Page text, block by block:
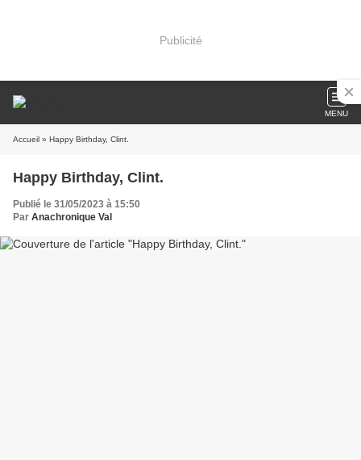
Publicité
MENU
Accueil » Happy Birthday, Clint.
Happy Birthday, Clint.
Publié le 31/05/2023 à 15:50
Par Anachronique Val